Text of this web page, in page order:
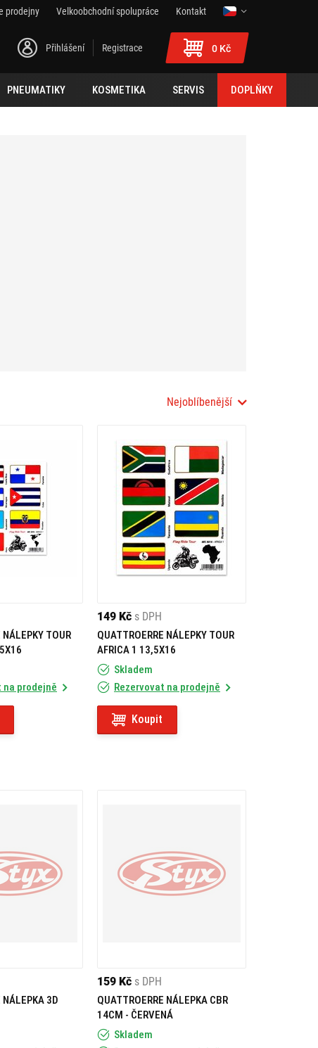
prodejny Velkoobchodní spolupráce
Kontakt
Přihlášení Registrace 0 Kč
PNEUMATIKY KOSMETIKA SERVIS DOPLŇKY
Nejoblíbenější
NÁLEPKY TOUR
na prodejně
149 Kč s DPH
QUATTROERRE NÁLEPKY TOUR
AFRICA 1 13,5X16
Skladem
Rezervovat na prodejně
Koupit
NÁLEPKA 3D
159 Kč s DPH
QUATTROERRE NÁLEPKA CBR
14CM - ČERVENÁ
Skladem